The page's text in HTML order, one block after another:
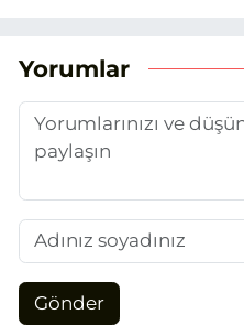
adım attım.
Yorumlar
Gönder